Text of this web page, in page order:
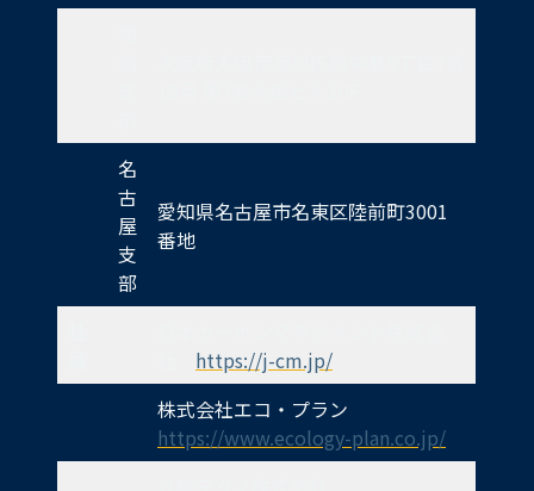
名
古
屋
支
部
愛知県名古屋市名東区陸前町3001
番地
https://j-cm.jp/
株式会社エコ・プラン
https://www.ecology-plan.co.jp/